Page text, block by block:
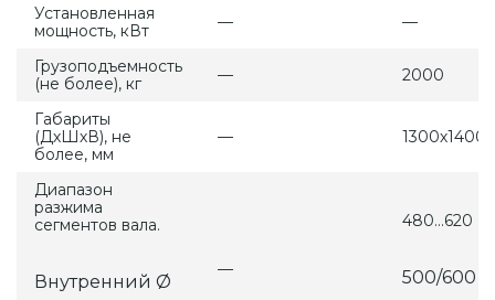
Установленная
мощность, кВт
— —
Грузоподъемность
(не более), кг
— 2000
Габариты
(ДхШхВ), не
более, мм
—
Диапазон
разжима
сегментов вала.
Внутренний Ø
—
480…620
500/600